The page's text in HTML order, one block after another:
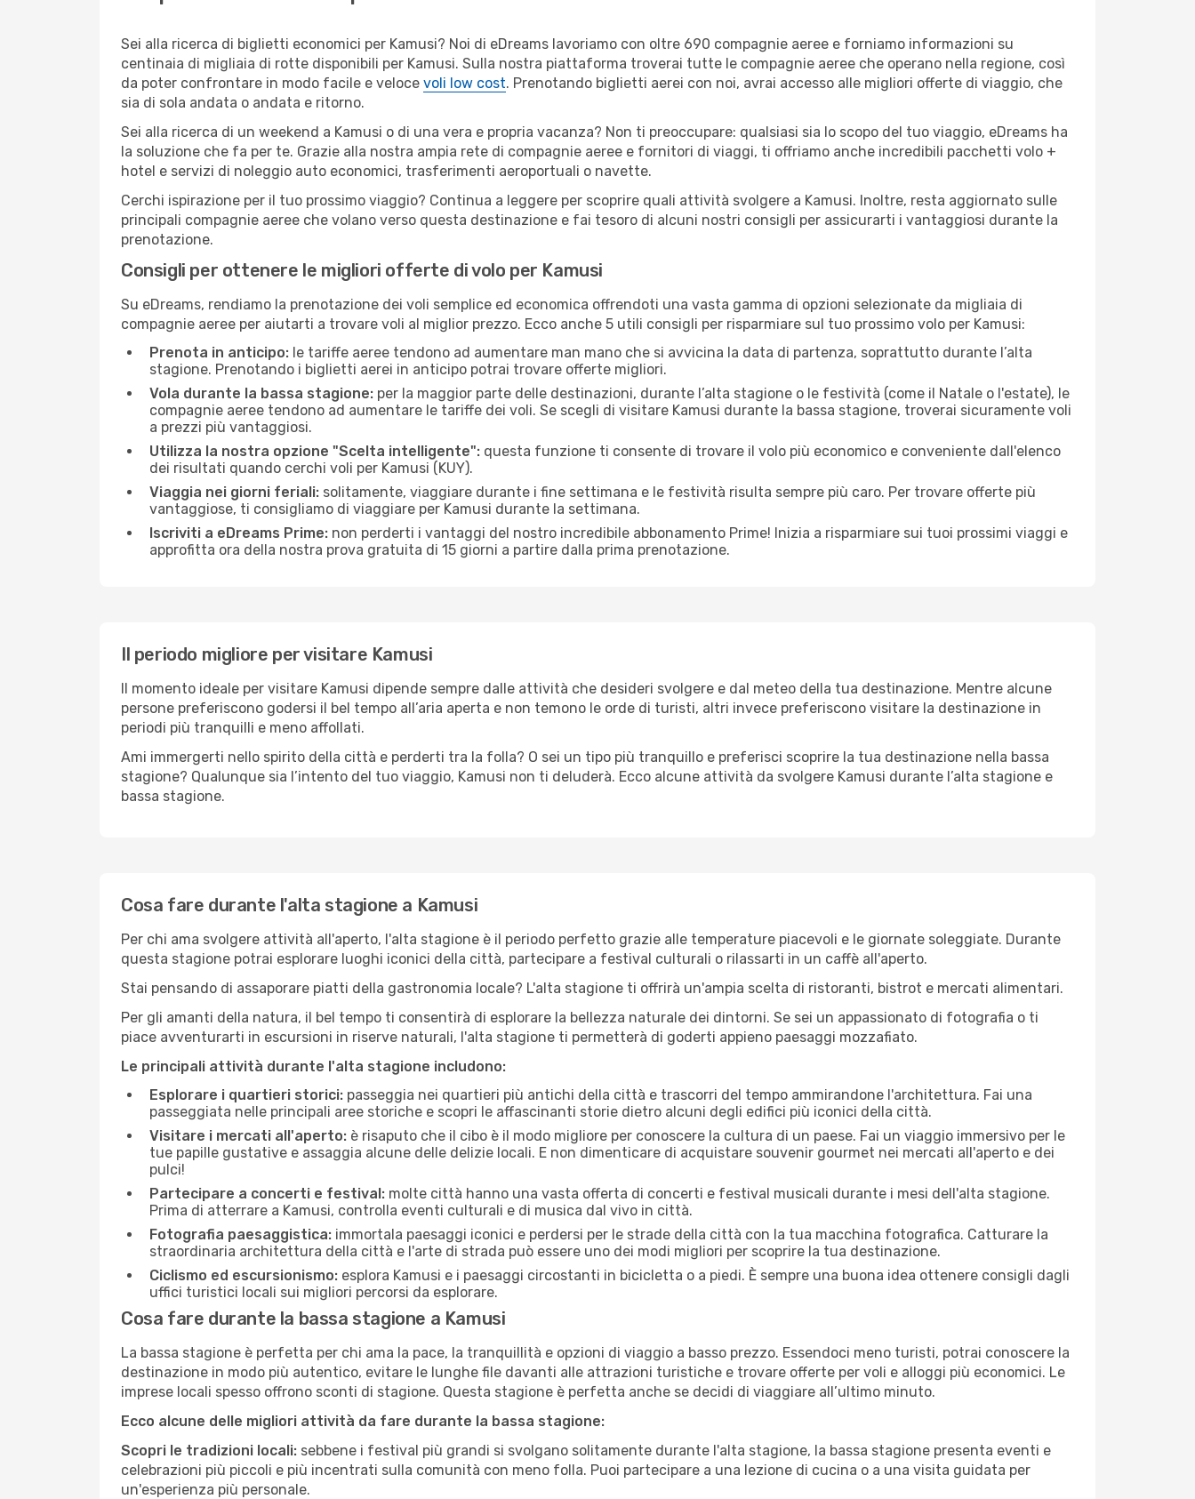
Sei alla ricerca di biglietti economici per Kamusi? Noi di eDreams lavoriamo con oltre 690 compagnie aeree e forniamo informazioni su
centinaia di migliaia di rotte disponibili per Kamusi. Sulla nostra piattaforma troverai tutte le compagnie aeree che operano nella regione, così
da poter confrontare in modo facile e veloce voli low cost. Prenotando biglietti aerei con noi, avrai accesso alle migliori offerte di viaggio, che
sia di sola andata o andata e ritorno.
Sei alla ricerca di un weekend a Kamusi o di una vera e propria vacanza? Non ti preoccupare: qualsiasi sia lo scopo del tuo viaggio, eDreams ha
la soluzione che fa per te. Grazie alla nostra ampia rete di compagnie aeree e fornitori di viaggi, ti offriamo anche incredibili pacchetti volo +
hotel e servizi di noleggio auto economici, trasferimenti aeroportuali o navette.
Cerchi ispirazione per il tuo prossimo viaggio? Continua a leggere per scoprire quali attività svolgere a Kamusi. Inoltre, resta aggiornato sulle
principali compagnie aeree che volano verso questa destinazione e fai tesoro di alcuni nostri consigli per assicurarti i vantaggiosi durante la
prenotazione.
Consigli per ottenere le migliori offerte di volo per Kamusi
Su eDreams, rendiamo la prenotazione dei voli semplice ed economica offrendoti una vasta gamma di opzioni selezionate da migliaia di
compagnie aeree per aiutarti a trovare voli al miglior prezzo. Ecco anche 5 utili consigli per risparmiare sul tuo prossimo volo per Kamusi:
Prenota in anticipo: le tariffe aeree tendono ad aumentare man mano che si avvicina la data di partenza, soprattutto durante l’alta
stagione. Prenotando i biglietti aerei in anticipo potrai trovare offerte migliori.
Vola durante la bassa stagione: per la maggior parte delle destinazioni, durante l’alta stagione o le festività (come il Natale o l'estate), le
compagnie aeree tendono ad aumentare le tariffe dei voli. Se scegli di visitare Kamusi durante la bassa stagione, troverai sicuramente voli
a prezzi più vantaggiosi.
Utilizza la nostra opzione "Scelta intelligente": questa funzione ti consente di trovare il volo più economico e conveniente dall'elenco
dei risultati quando cerchi voli per Kamusi (KUY).
Viaggia nei giorni feriali: solitamente, viaggiare durante i fine settimana e le festività risulta sempre più caro. Per trovare offerte più
vantaggiose, ti consigliamo di viaggiare per Kamusi durante la settimana.
Iscriviti a eDreams Prime: non perderti i vantaggi del nostro incredibile abbonamento Prime! Inizia a risparmiare sui tuoi prossimi viaggi e
approfitta ora della nostra prova gratuita di 15 giorni a partire dalla prima prenotazione.
Il periodo migliore per visitare Kamusi
Il momento ideale per visitare Kamusi dipende sempre dalle attività che desideri svolgere e dal meteo della tua destinazione. Mentre alcune
persone preferiscono godersi il bel tempo all’aria aperta e non temono le orde di turisti, altri invece preferiscono visitare la destinazione in
periodi più tranquilli e meno affollati.
Ami immergerti nello spirito della città e perderti tra la folla? O sei un tipo più tranquillo e preferisci scoprire la tua destinazione nella bassa
stagione? Qualunque sia l’intento del tuo viaggio, Kamusi non ti deluderà. Ecco alcune attività da svolgere Kamusi durante l’alta stagione e
bassa stagione.
Cosa fare durante l'alta stagione a Kamusi
Per chi ama svolgere attività all'aperto, l'alta stagione è il periodo perfetto grazie alle temperature piacevoli e le giornate soleggiate. Durante
questa stagione potrai esplorare luoghi iconici della città, partecipare a festival culturali o rilassarti in un caffè all'aperto.
Stai pensando di assaporare piatti della gastronomia locale? L'alta stagione ti offrirà un'ampia scelta di ristoranti, bistrot e mercati alimentari.
Per gli amanti della natura, il bel tempo ti consentirà di esplorare la bellezza naturale dei dintorni. Se sei un appassionato di fotografia o ti
piace avventurarti in escursioni in riserve naturali, l'alta stagione ti permetterà di goderti appieno paesaggi mozzafiato.
Le principali attività durante l'alta stagione includono:
Esplorare i quartieri storici: passeggia nei quartieri più antichi della città e trascorri del tempo ammirandone l'architettura. Fai una
passeggiata nelle principali aree storiche e scopri le affascinanti storie dietro alcuni degli edifici più iconici della città.
Visitare i mercati all'aperto: è risaputo che il cibo è il modo migliore per conoscere la cultura di un paese. Fai un viaggio immersivo per le
tue papille gustative e assaggia alcune delle delizie locali. E non dimenticare di acquistare souvenir gourmet nei mercati all'aperto e dei
pulci!
Partecipare a concerti e festival: molte città hanno una vasta offerta di concerti e festival musicali durante i mesi dell'alta stagione.
Prima di atterrare a Kamusi, controlla eventi culturali e di musica dal vivo in città.
Fotografia paesaggistica: immortala paesaggi iconici e perdersi per le strade della città con la tua macchina fotografica. Catturare la
straordinaria architettura della città e l'arte di strada può essere uno dei modi migliori per scoprire la tua destinazione.
Ciclismo ed escursionismo: esplora Kamusi e i paesaggi circostanti in bicicletta o a piedi. È sempre una buona idea ottenere consigli dagli
uffici turistici locali sui migliori percorsi da esplorare.
Cosa fare durante la bassa stagione a Kamusi
La bassa stagione è perfetta per chi ama la pace, la tranquillità e opzioni di viaggio a basso prezzo. Essendoci meno turisti, potrai conoscere la
destinazione in modo più autentico, evitare le lunghe file davanti alle attrazioni turistiche e trovare offerte per voli e alloggi più economici. Le
imprese locali spesso offrono sconti di stagione. Questa stagione è perfetta anche se decidi di viaggiare all’ultimo minuto.
Ecco alcune delle migliori attività da fare durante la bassa stagione:
Scopri le tradizioni locali: sebbene i festival più grandi si svolgano solitamente durante l'alta stagione, la bassa stagione presenta eventi e
celebrazioni più piccoli e più incentrati sulla comunità con meno folla. Puoi partecipare a una lezione di cucina o a una visita guidata per
un'esperienza più personale.